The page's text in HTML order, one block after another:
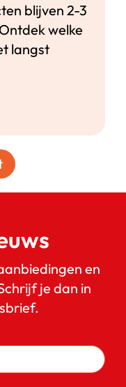
blijven 2-3
welke
langst
en
je dan in